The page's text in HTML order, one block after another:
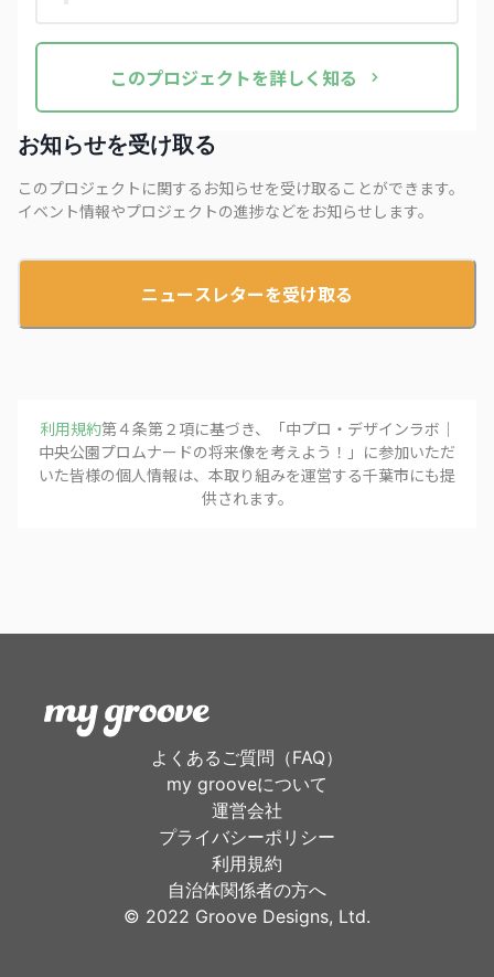
このプロジェクトを詳しく知る
お知らせを受け取る
このプロジェクトに関するお知らせを受け取ることができます。
イベント情報やプロジェクトの進捗などをお知らせします。
ニュースレターを受け取る
利用規約第４条第２項に基づき、「中プロ・デザインラボ｜
中央公園プロムナードの将来像を考えよう！ 」に参加いただ
いた皆様の個人情報は、本取り組みを運営する千葉市にも提
供されます。
よくあるご質問（FAQ）
my grooveについて
運営会社
プライバシーポリシー
利用規約
自治体関係者の方へ
©︎ 2022 Groove Designs, Ltd.